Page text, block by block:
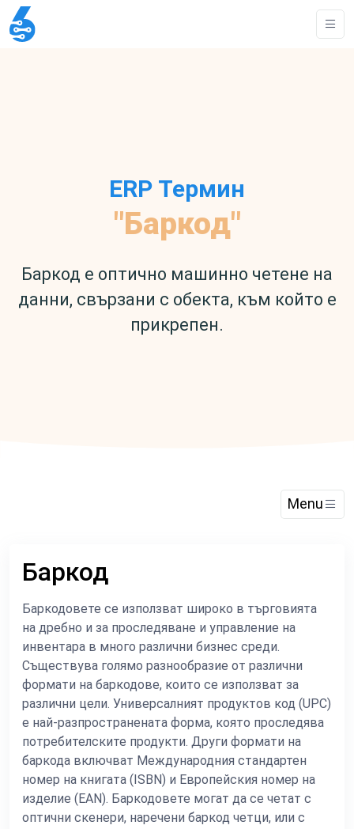
ERP Термин
"Баркод"
Баркод е оптично машинно четене на
данни, свързани с обекта, към който е
прикрепен.
Menu
Баркод
Баркодовете се използват широко в търговията
на дребно и за проследяване и управление на
инвентара в много различни бизнес среди.
Съществува голямо разнообразие от различни
формати на баркодове, които се използват за
различни цели. Универсалният продуктов код (UPC)
е най-разпространената форма, която проследява
потребителските продукти. Други формати на
баркода включват Международния стандартен
номер на книгата (ISBN) и Европейския номер на
изделие (EAN). Баркодовете могат да се четат с
оптични скенери, наречени баркод четци, или с